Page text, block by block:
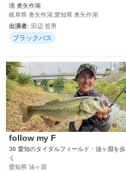
境 奥矢作湖
岐阜県 奥矢作湖,愛知県 奥矢作湖
出演者: 田辺 哲男
ブラックバス
follow my F
36 愛知のタイダルフィールド・油ヶ淵を歩
く
愛知県 油ヶ淵